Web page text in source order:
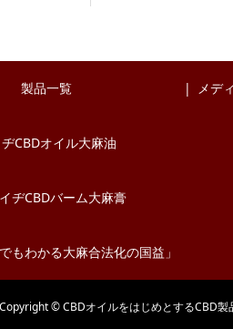
製品一覧
CBDオイル大麻油
ヂCBDバーム大麻膏
もわかる大麻合法化の国益」
メデ
Copyright © CBDオイルをはじめとするCBD